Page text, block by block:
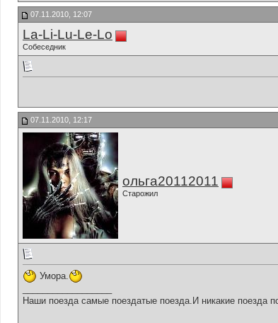
07.11.2010, 12:07
La-Li-Lu-Le-Lo
Собеседник
07.11.2010, 12:17
ольга20112011
Старожил
Умора.
Наши поезда самые поездатые поезда.И никакие поезда